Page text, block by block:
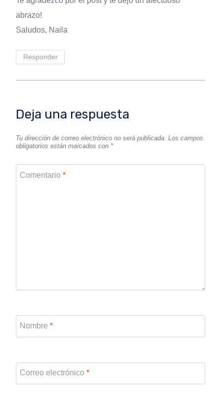
abrazo!
Saludos, Naila
Responder
Deja una respuesta
Tu dirección de correo electrónico no será publicada. Los campos
obligatorios están marcados con *
Comentario *
Nombre *
Correo electrónico *